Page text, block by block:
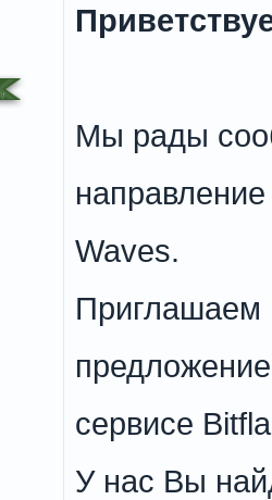
Мы рады
Waves.
Приглашаем
сервисе
У нас Вы